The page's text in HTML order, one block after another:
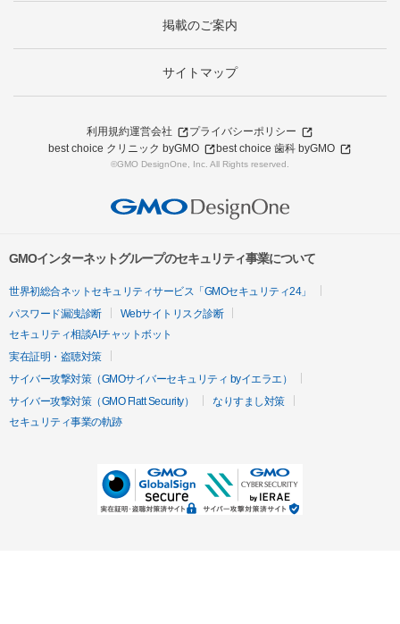
掲載のご案内
サイトマップ
利用規約運営会社
プライバシーポリシー
best choice クリニック byGMO
best choice 歯科 byGMO
©GMO DesignOne, Inc. All Rights reserved.
GMOインターネットグループのセキュリティ事業について
世界初総合ネットセキュリティサービス「GMOセキュリティ24」
パスワード漏洩診断
Webサイトリスク診断
セキュリティ相談AIチャットボット
実在証明・盗聴対策
サイバー攻撃対策（GMOサイバーセキュリティ byイエラエ）
サイバー攻撃対策（GMO Flatt Security）
なりすまし対策
セキュリティ事業の軌跡